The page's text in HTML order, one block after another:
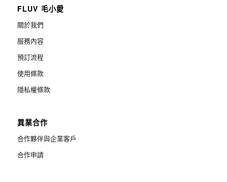
FLUV 毛小愛
關於我們
服務內容
預訂流程
使用條款
隱私權條款
異業合作
合作夥伴與企業客戶
合作申請